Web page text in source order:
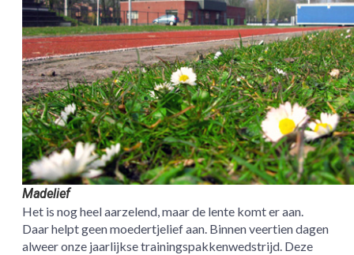
Madelief
Het is nog heel aarzelend, maar de lente komt er aan.
Daar helpt geen moedertjelief aan. Binnen veertien dagen
alweer onze jaarlijkse trainingspakkenwedstrijd. Deze